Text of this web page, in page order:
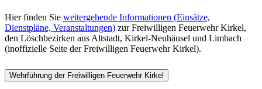
Hier finden Sie weitergehende Informationen (Einsätze,
Dienstpläne, Veranstaltungen) zur Freiwilligen Feuerwehr Kirkel,
den Löschbezirken aus Altstadt, Kirkel-Neuhäusel und Limbach
(inoffizielle Seite der Freiwilligen Feuerwehr Kirkel).
Wehrführung der Freiwilligen Feuerwehr Kirkel